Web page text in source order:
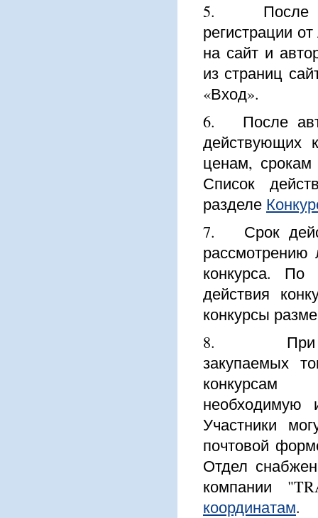
5. После
регистрации
на сайт и
из страниц
«Вход».
6. После
действующих
ценам, срокам
Список
разделе
7. Срок
рассмотрению
конкурса. По
действия
конкурсы
8. При
закупаемых
необходимую
Участники
почтовой
Отдел
компании
координатам.